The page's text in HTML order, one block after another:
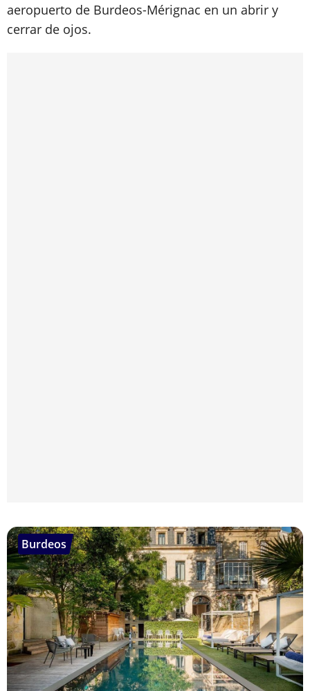
aeropuerto de Burdeos-Mérignac en un abrir y
cerrar de ojos.
Burdeos